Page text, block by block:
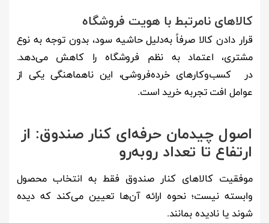
کالاهای نامرتبط با هویت فروشگاه
قرار دادن کالا صرفاً به‌دلیل حاشیه سود، بدون توجه به نوع
مشتری، اعتماد به نظم فروشگاه را کاهش می‌دهد.
در کسب‌وکارهای خرده‌فروشی، این ناهماهنگی یکی از
عوامل افت تجربه خرید است.
اصول چیدمان حرفه‌ای کنار صندوق: از
ارتفاع تا تعداد رو‌به‌رو
موفقیت کالاهای کنار صندوق فقط به انتخاب محصول
وابسته نیست؛ نحوه ارائه آن‌ها تعیین می‌کند که دیده
شوند یا نادیده بمانند.